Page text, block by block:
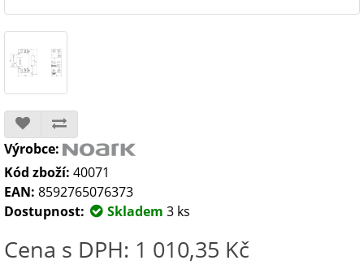
Výrobce:
Kód zboží: 40071
EAN: 8592765076373
Dostupnost:
Skladem 3 ks
Cena s DPH: 1 010,35 Kč